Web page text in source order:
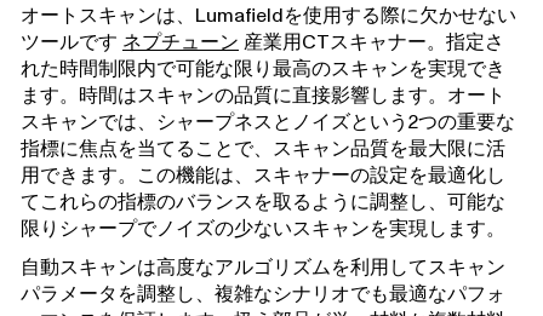
オートスキャンは、Lumafieldを使用する際に欠かせない
ツールです ネプチューン 産業用CTスキャナー。指定さ
れた時間制限内で可能な限り最高のスキャンを実現でき
ます。時間はスキャンの品質に直接影響します。オート
スキャンでは、シャープネスとノイズという2つの重要な
指標に焦点を当てることで、スキャン品質を最大限に活
用できます。この機能は、スキャナーの設定を最適化し
てこれらの指標のバランスを取るように調整し、可能な
限りシャープでノイズの少ないスキャンを実現します。
自動スキャンは高度なアルゴリズムを利用してスキャン
パラメータを調整し、複雑なシナリオでも最適なパフォ